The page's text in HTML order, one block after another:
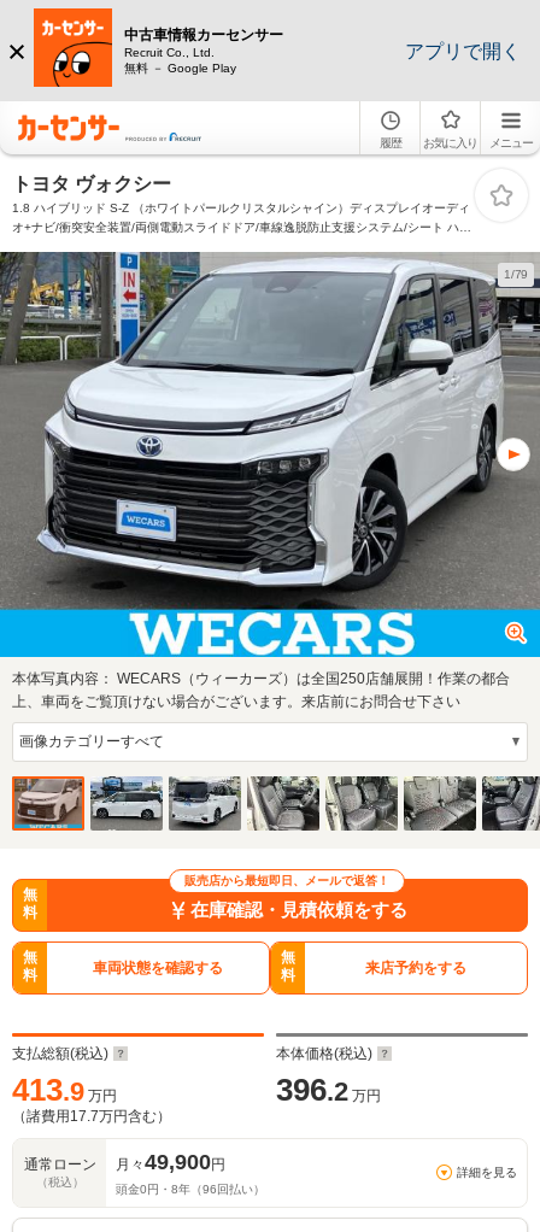
中古車情報カーセンサー
Recruit Co., Ltd.
無料 － Google Play
アプリで開く
履歴 お気に入り メニュー
トヨタ ヴォクシー
1.8 ハイブリッド S-Z （ホワイトパールクリスタルシャイン）ディスプレイオーディ
オ+ナビ/衝突安全装置/両側電動スライドドア/車線逸脱防止支援システム/シート ハー
1/79
本体写真内容： WECARS（ウィーカーズ）は全国250店舗展開！作業の都合
上、車両をご覧頂けない場合がございます。来店前にお問合せ下さい
販売店から最短即日、メールで返答！
無
料
在庫確認・見積依頼をする
無
料
車両状態を確認する
無
料
来店予約をする
支払総額(税込)
413.9 万円
（諸費用 17.7万円含む）
本体価格(税込)
396.2 万円
通常ローン
（税込）
月々49,900円
頭金0円・ 8年（96 回払い）
詳細を見る